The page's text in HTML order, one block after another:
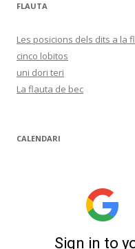
FLAUTA
Les posicions dels dits a la
cinco lobitos
uni dori teri
La flauta de bec
CALENDARI